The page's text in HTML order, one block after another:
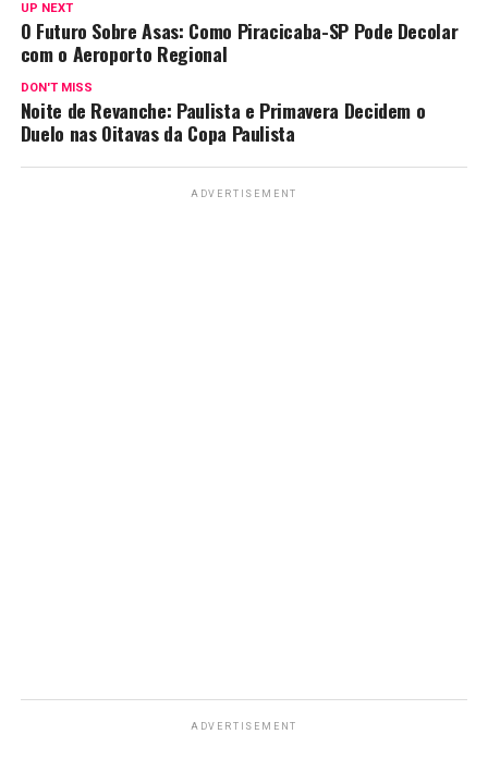
UP NEXT
O Futuro Sobre Asas: Como Piracicaba-SP Pode Decolar
com o Aeroporto Regional
DON'T MISS
Noite de Revanche: Paulista e Primavera Decidem o
Duelo nas Oitavas da Copa Paulista
ADVERTISEMENT
ADVERTISEMENT